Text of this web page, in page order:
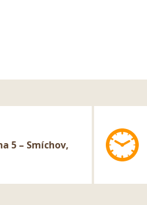
5 – Smíchov,